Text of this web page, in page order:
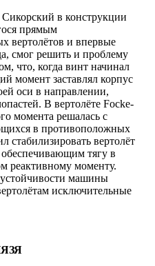
Сикорский в конструкции
прямым
вертолётов и впервые
смог решить и проблему
что, когда винт начинал
момент заставлял корпус
оси в направлении,
В вертолёте Focke-
момента решалась с
в противоположных
стабилизировать вертолёт
тягу в
реактивному моменту.
машины
исключительные